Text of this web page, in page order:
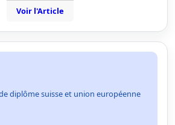
Voir l'Article
diplôme suisse et union européenne